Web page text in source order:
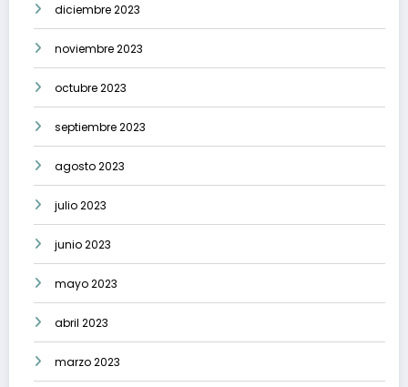
diciembre 2023
noviembre 2023
octubre 2023
septiembre 2023
agosto 2023
julio 2023
junio 2023
mayo 2023
abril 2023
marzo 2023